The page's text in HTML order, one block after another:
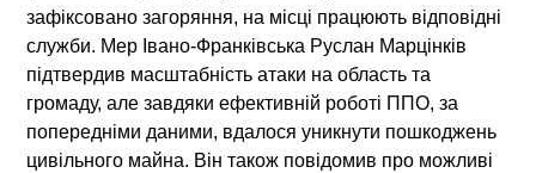
зафіксовано загоряння, на місці працюють відповідні
служби. Мер Івано-Франківська Руслан Марцінків
підтвердив масштабність атаки на область та
громаду, але завдяки ефективній роботі ППО, за
попередніми даними, вдалося уникнути пошкоджень
цивільного майна. Він також повідомив про можливі